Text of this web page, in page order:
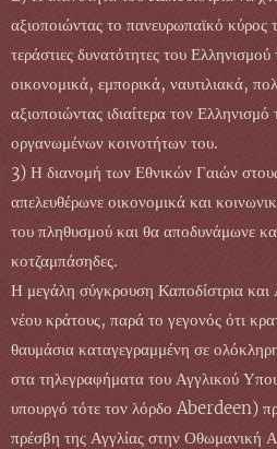
αξιοποιώντας το πανευρωπαϊκό κύρος
τεράστιες δυνατότητες του
οικονομικά, εμπορικά, ναυτιλιακά,
αξιοποιώντας ιδιαίτερα τον
οργανωμένων κοινοτήτων του.
3) Η διανομή των Εθνικών Γαιών
απελευθέρωνε οικονομικά και
του πληθυσμού και θα αποδυνάμωνε
κοτζαμπάσηδες.
Η μεγάλη σύγκρουση Καποδίστρια και
νέου κράτους, παρά το γεγονός ότι
θαυμάσια καταγεγραμμένη σε
στα τηλεγραφήματα του Αγγλικού
υπουργό τότε τον λόρδο Aberdeen)
πρέσβη της Αγγλίας στην Οθωμανική